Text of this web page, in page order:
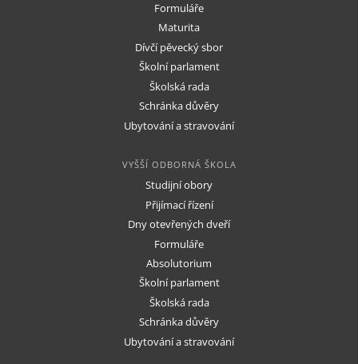
Formuláře
Maturita
Dívčí pěvecký sbor
Školní parlament
Školská rada
Schránka důvěry
Ubytování a stravování
VYŠŠÍ ODBORNÁ ŠKOLA
Studijní obory
Přijímací řízení
Dny otevřených dveří
Formuláře
Absolutorium
Školní parlament
Školská rada
Schránka důvěry
Ubytování a stravování